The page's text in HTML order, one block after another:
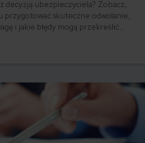
decyzją ubezpieczyciela? Zobacz,
przygotować skuteczne odwołanie,
i jakie błędy mogą przekreślić